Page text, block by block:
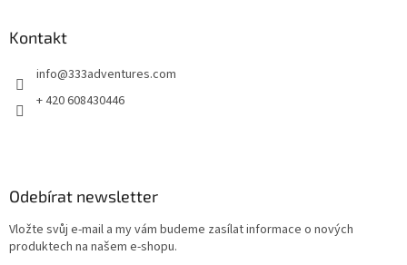
Kontakt
info@333adventures.com
+ 420 608430446
Odebírat newsletter
Vložte svůj e-mail a my vám budeme zasílat informace o nových
produktech na našem e-shopu.